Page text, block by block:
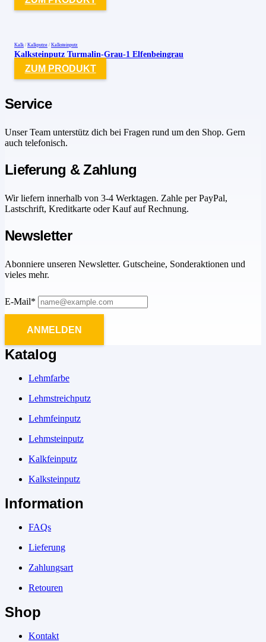
Kalk / Kalkputze / Kalksteinputz
Kalksteinputz Turmalin-Grau-1 Elfenbeingrau
ZUM PRODUKT
Service
Unser Team unterstütz dich bei Fragen rund um den Shop. Gern
auch telefonisch.
Lieferung & Zahlung
Wir liefern innerhalb von 3-4 Werktagen. Zahle per PayPal,
Lastschrift, Kreditkarte oder Kauf auf Rechnung.
Newsletter
Abonniere unseren Newsletter. Gutscheine, Sonderaktionen und
vieles mehr.
E-Mail*
ANMELDEN
Katalog
Lehmfarbe
Lehmstreichputz
Lehmfeinputz
Lehmsteinputz
Kalkfeinputz
Kalksteinputz
Information
FAQs
Lieferung
Zahlungsart
Retouren
Shop
Kontakt